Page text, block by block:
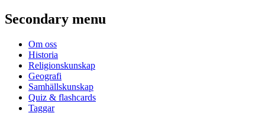
Secondary menu
Om oss
Historia
Religionskunskap
Geografi
Samhällskunskap
Quiz & flashcards
Taggar